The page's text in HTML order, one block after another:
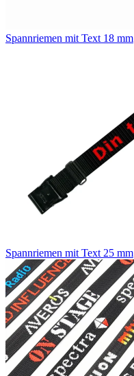
Spannriemen mit Text 18 mm
Spannriemen mit Text 25 mm